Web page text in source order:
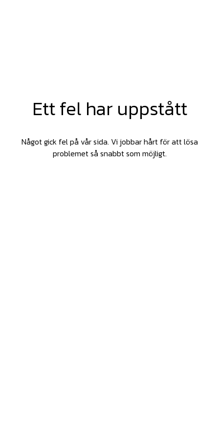
Ett fel har uppstått
Något gick fel på vår sida. Vi jobbar hårt för att lösa
problemet så snabbt som möjligt.